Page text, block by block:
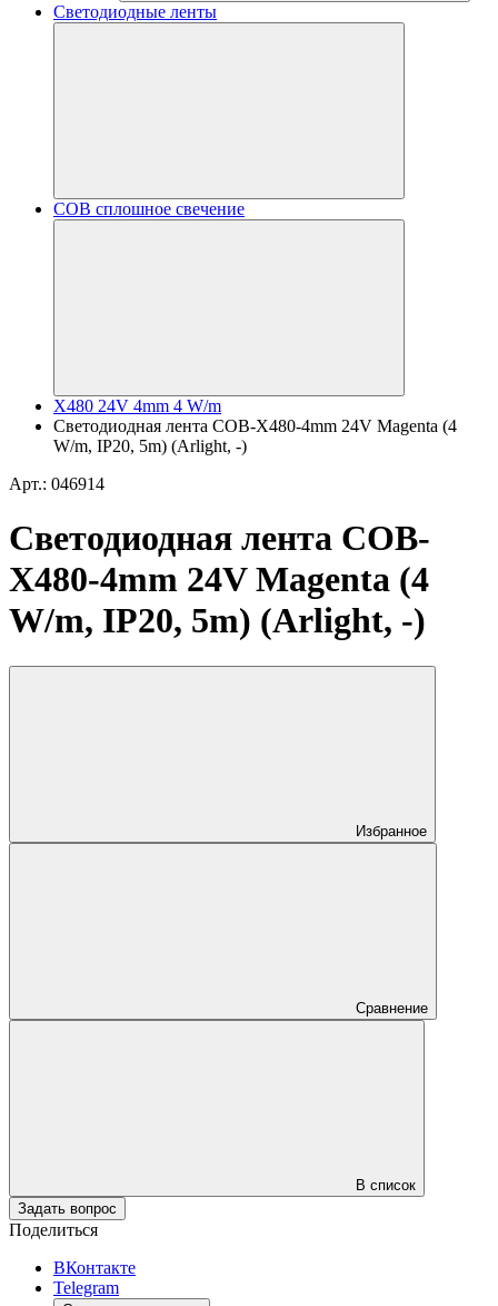
Светодиодные ленты
COB сплошное свечение
X480 24V 4mm 4 W/m
Светодиодная лента COB-X480-4mm 24V Magenta (4
W/m, IP20, 5m) (Arlight, -)
Арт.: 046914
Светодиодная лента COB-
X480-4mm 24V Magenta (4
W/m, IP20, 5m) (Arlight, -)
Избранное
Сравнение
В список
Задать вопрос
Поделиться
ВКонтакте
Telegram